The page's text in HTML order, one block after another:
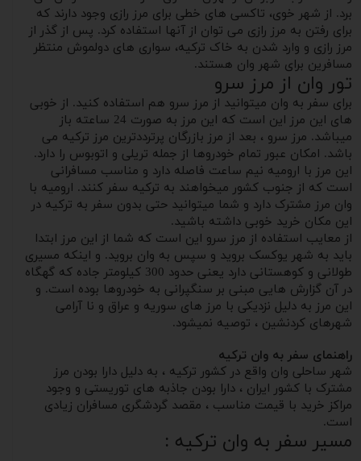
برد. از شهر خوی، تاکسی های خطی برای مرز رازی وجود دارند که
برای رفتن به مرز رازی می توان از آنها استفاده کرد. پس از گذر از
مرز رازی و وارد شدن به خاک ترکیه، سواری های دولموش منتظر
مسافرین برای شهر وان هستند.
تور وان از مرز سرو
برای سفر به وان میتوانید از مرز سرو هم استفاده کنید. از خوبی
های این مرز این است که این مرز به صورت 24 ساعته باز
میباشد. مرز سرو ، بعد از مرز بازرگان پرترددترین مرز ترکیه می
باشد. امکان عبور تمام خودروها از جمله تریلی و اتوبوس را دارد.
این مرز با ارومیه نیم ساعت فاصله دارد و مناسب مسافرانی
است که از جنوب کشور میخواهند به ترکیه سفر کنند. ارومیه با
وان مرز مشترک دارد و شما میتوانید حتی بدون سفر به ترکیه در
این مکان خرید خوبی داشته باشید.
از معایب استفاده از مرز سرو این است که شما از این مرز ابتدا
باید به شهر یوکسک بروید و سپس به وان بروید. و اینکه مسیری
طولانی و کوهستانی دارد یعنی حدود 300 کیلومتر جاده که گهگاه
در آن گزارش هایی مبنی بر سنگپرانی به خودروها بوده است. و
این مرز به دلیل نزدیکی با مرز های سوریه و عراق و نا آرامی
شهرهای کردنشین ، توصیه نمیشود.
راهنمای سفر به وان ترکیه
شهر ساحلی وان واقع در کشور ترکیه ، به دلیل دارا بودن مرز
مشترک با کشور ایران ، دارا بودن جاذبه های توریستی و وجود
مراکز خرید با قیمت مناسب ، مقصد گردشگری مسافران زیادی
است.
مسیر سفر به وان ترکیه :